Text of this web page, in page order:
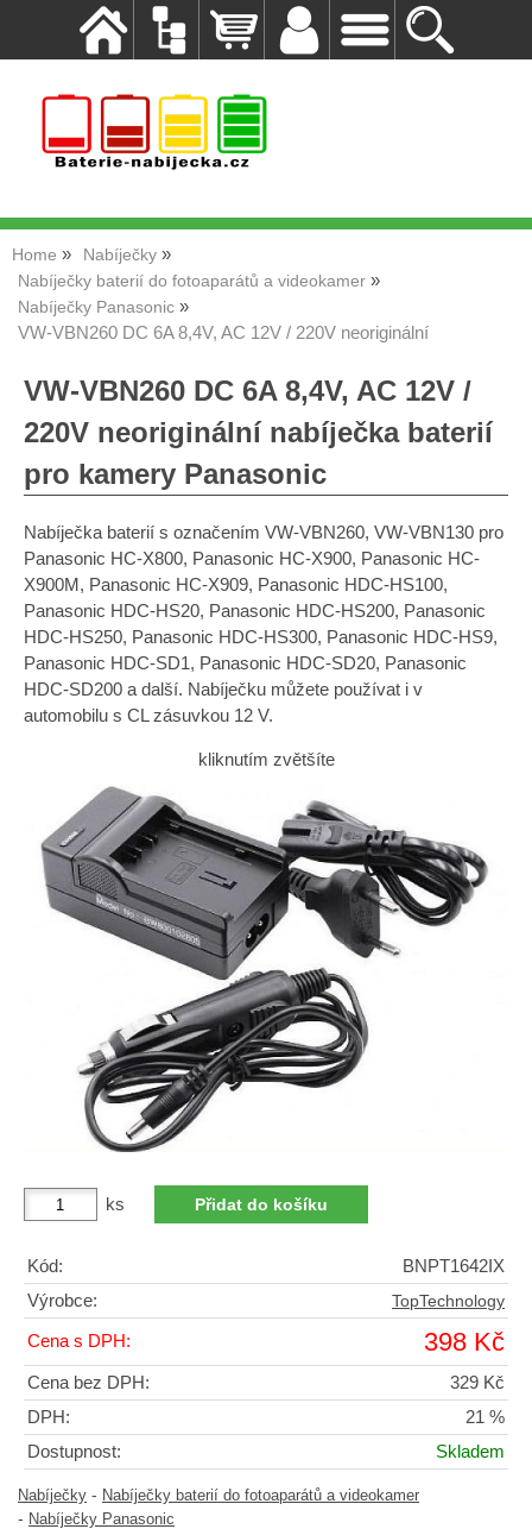
Home
Nabíječky
Nabíječky baterií do fotoaparátů a videokamer
Nabíječky Panasonic
VW-VBN260 DC 6A 8,4V, AC 12V / 220V neoriginální
VW-VBN260 DC 6A 8,4V, AC 12V /
220V neoriginální nabíječka baterií
pro kamery Panasonic
Nabíječka baterií s označením VW-VBN260, VW-VBN130 pro
Panasonic HC-X800, Panasonic HC-X900, Panasonic HC-
X900M, Panasonic HC-X909, Panasonic HDC-HS100,
Panasonic HDC-HS20, Panasonic HDC-HS200, Panasonic
HDC-HS250, Panasonic HDC-HS300, Panasonic HDC-HS9,
Panasonic HDC-SD1, Panasonic HDC-SD20, Panasonic
HDC-SD200 a další. Nabíječku můžete používat i v
automobilu s CL zásuvkou 12 V.
kliknutím zvětšíte
ks
Kód:
BNPT1642IX
Výrobce:
TopTechnology
Cena s DPH: 398 Kč
Cena bez DPH:
329 Kč
DPH:
21 %
Dostupnost:
Skladem
Nabíječky - Nabíječky baterií do fotoaparátů a videokamer
- Nabíječky Panasonic